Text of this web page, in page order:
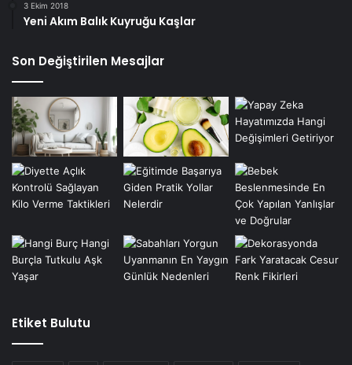
3 Ekim 2018
Yeni Akım Balık Kuyruğu Kaşlar
Son Değiştirilen Mesajlar
Etiket Bulutu